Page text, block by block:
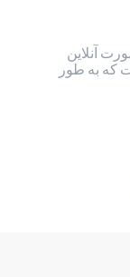
آنلاین
که به طور